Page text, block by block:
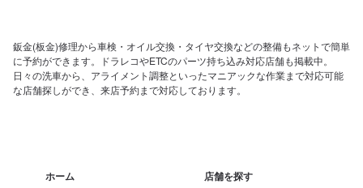
鈑金(板金)修理から車検・オイル交換・タイヤ交換などの整備もネットで簡単
に予約ができます。ドラレコやETCのパーツ持ち込み対応店舗も掲載中。
日々の洗車から、アライメント調整といったマニアックな作業まで対応可能
な店舗探しができ、来店予約まで対応しております。
ホーム 店舗を探す